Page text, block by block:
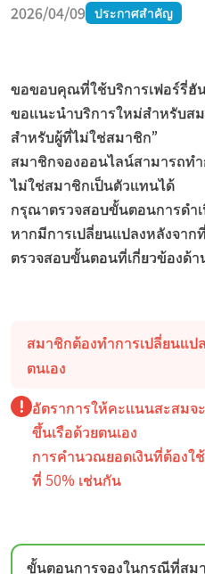
2026/04/09 ประกาศสำคัญ
ขอขอบคุณที่ใช้บริการเฟอร์รี่ฮั
ขอแนะนำบริการใหม่สำหรับส
สำหรับผู้ที่ไม่ใช่สมาชิก”
สมาชิกจองออนไลน์สามารถท
ไม่ใช่สมาชิกเป็นตัวแทนได้
กรุณาตรวจสอบขั้นตอนการดำ
หากมีการเปลี่ยนแปลงหลังจา
ตรวจสอบขั้นตอนที่เกี่ยวข้องด้า
สมาชิกต้องทำการเปลี่ยนแ
ตนเอง
อัตราการให้คะแนนสะสม
ขึ้นเรือด้วยตนเอง
การคำนวณยอดเงินที่ต้องใ
ที่ 50% เช่นกัน
ขั้นตอนการจองในกรณีที่สม